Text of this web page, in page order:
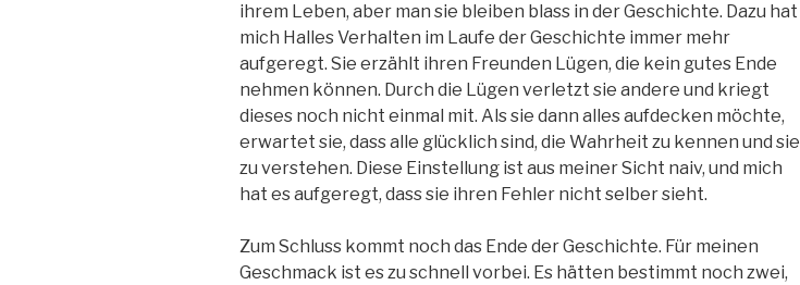
ihrem Leben, aber man sie bleiben blass in der Geschichte. Dazu hat
mich Halles Verhalten im Laufe der Geschichte immer mehr
aufgeregt. Sie erzählt ihren Freunden Lügen, die kein gutes Ende
nehmen können. Durch die Lügen verletzt sie andere und kriegt
dieses noch nicht einmal mit. Als sie dann alles aufdecken möchte,
erwartet sie, dass alle glücklich sind, die Wahrheit zu kennen und sie
zu verstehen. Diese Einstellung ist aus meiner Sicht naiv, und mich
hat es aufgeregt, dass sie ihren Fehler nicht selber sieht.
Zum Schluss kommt noch das Ende der Geschichte. Für meinen
Geschmack ist es zu schnell vorbei. Es hätten bestimmt noch zwei,